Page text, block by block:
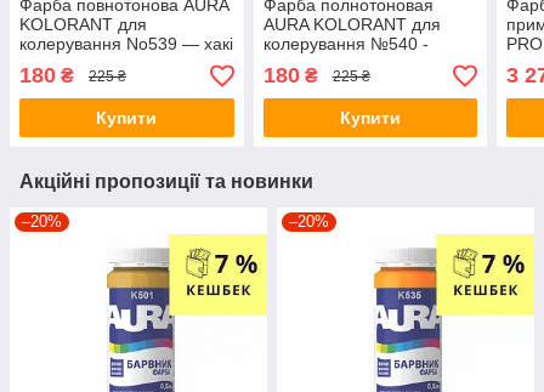
Фарба повнотонова AURA
KOLORANT для
колерування No539 — хакі
0,5 л
180 ₴ 225 ₴
Купити
Фарба полнотоновая
AURA KOLORANT для
колерування №540 -
золотий 0,5 л
180₴ 225 ₴
Купити
3
Акційні пропозиції та новинки
–20% –20%